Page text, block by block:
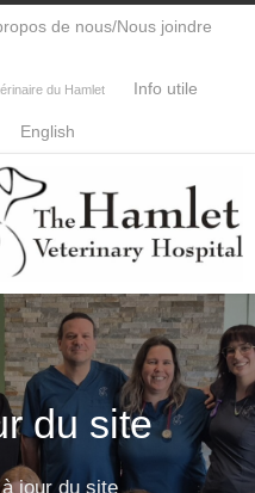
de nous/Nous joindre
du Hamlet Info utile
English
du site
jour du site